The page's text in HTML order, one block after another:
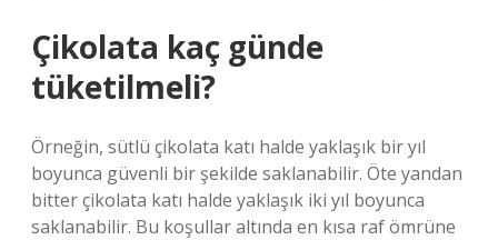
Çikolata kaç günde
tüketilmeli?
Örneğin, sütlü çikolata katı halde yaklaşık bir yıl
boyunca güvenli bir şekilde saklanabilir. Öte yandan
bitter çikolata katı halde yaklaşık iki yıl boyunca
saklanabilir. Bu koşullar altında en kısa raf ömrüne